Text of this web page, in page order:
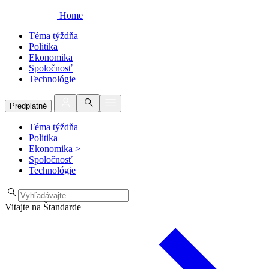
Home
Téma týždňa
Politika
Ekonomika
Spoločnosť
Technológie
Predplatné
Téma týždňa
Politika
Ekonomika >
Spoločnosť
Technológie
Vitajte na Štandarde